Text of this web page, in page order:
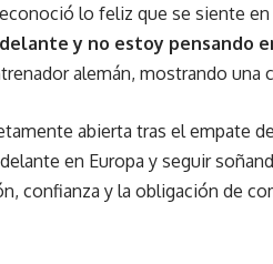
lo feliz que se siente
y no estoy pensando
alemán, mostrando una
abierta tras el empate
en Europa y seguir
confianza y la obligación de